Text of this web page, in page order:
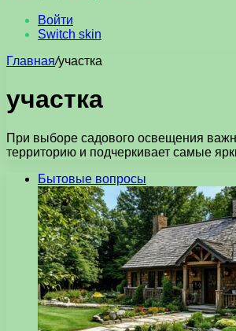
Войти
Switch skin
Главная/участка
участка
При выборе садового освещения
территорию и подчеркивает самые
Бытовые вопросы